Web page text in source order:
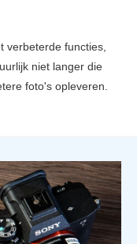
verbeterde functies,
niet langer die
foto's opleveren.